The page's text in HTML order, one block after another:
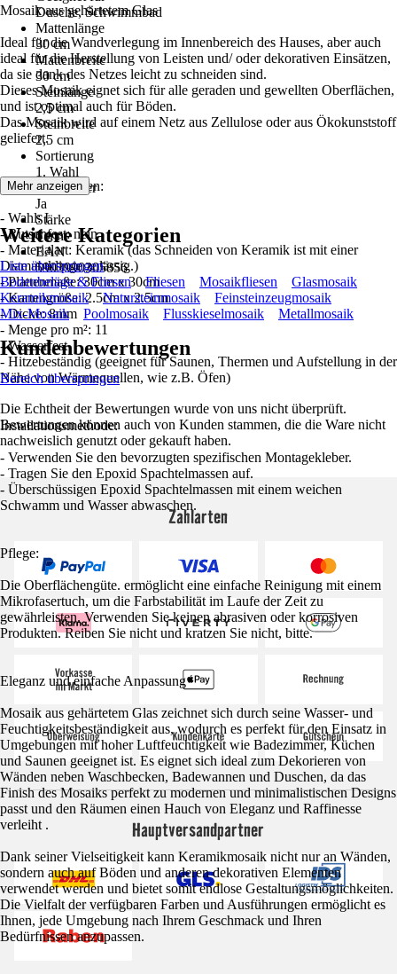
Dusche, Schwimmbad
Mattenlänge
30 cm
Mattenbreite
30 cm
Steinlänge
2,5 cm
Steinbreite
2,5 cm
Sortierung
1. Wahl
Frostsicher
Ja
Stärke
6 mm
EAN
5903990305856
Mosaik aus gehärtetem Glas
Ideal für die Wandverlegung im Innenbereich des Hauses, aber auch
ideal für die Herstellung von Leisten und/ oder dekorativen Einsätzen,
da sie dank des Netzes leicht zu schneiden sind.
Dieses Mosaik eignet sich für alle geraden und gewellten Oberflächen,
und ist optimal auch für Böden.
Das Mosaik wird auf einem Netz aus Zellulose oder aus Ökokunststoff
geliefert.
Technische Daten:
- Wahl: I
- Rutschfest: nein
- Materialart: Keramik (das Schneiden von Keramik ist mit einer
Diamantklinge zulässig.)
- Plattenmaße: 30cm x 30cm
- Kartengröße: 2.5cm x 2.5cm
- Dicke: 8mm
- Menge pro m²: 11
- Wasserfest
- Hitzebeständig (geeignet für Saunen, Thermen und Aufstellung in der
Nähe von Wärmequellen, wie z.B. Öfen)
Installationsmethode:
- Verwenden Sie den bevorzugten spezifischen Montagekleber.
- Tragen Sie den Epoxid Spachtelmassen auf.
- Überschüssigen Epoxid Spachtelmassen mit einem weichen
Schwamm und Wasser abwaschen.
Pflege:
Die Oberflächengüte. ermöglicht eine einfache Reinigung mit einem
Mikrofasertuch, um die Farbstabilität im Laufe der Zeit zu
gewährleisten. Verwenden Sie keinen abrasiven oder korrosiven
Produkten. Reiben Sie nicht und kratzen Sie nicht, bitte.
Eleganz und einfache Anpassung
Mosaik aus gehärtetem Glas zeichnet sich durch seine Wasser- und
Feuchtigkeitsbeständigkeit aus, wodurch es perfekt für den Einsatz in
Umgebungen mit hoher Luftfeuchtigkeit wie Badezimmer, Küchen
und Saunen geeignet ist. Es eignet sich ideal zum Dekorieren von
Wänden neben Waschbecken, Badewannen und Duschen, da das
Finish des Mosaiks perfekt zu modernen und minimalistischen Designs
passt und den Räumen einen Hauch von Eleganz und Raffinesse
verleiht .
Dank seiner Vielseitigkeit kann Keramikmosaik nicht nur an Wänden,
sondern auch auf Böden und anderen dekorativen Elementen
verwendet werden und bietet somit endlose Gestaltungsmöglichkeiten.
Die Vielfalt der verfügbaren Farben und Ausführungen ermöglicht es
Ihnen, jede Umgebung nach Ihrem Geschmack und Ihren
Bedürfnissen anzupassen.
Mehr anzeigen
Weitere Kategorien
Liste überspringen
Bodenbeläge & Fliesen
Fliesen Mosaikfliesen
Glasmosaik
Keramikmosaik
Natursteinmosaik
Feinsteinzeugmosaik
Mix-Mosaik
Poolmosaik Flusskieselmosaik Metallmosaik
Kundenbewertungen
Bereich überspringen
Die Echtheit der Bewertungen wurde von uns nicht überprüft.
Bewertungen können auch von Kunden stammen, die die Ware nicht
nachweislich genutzt oder gekauft haben.
Zahlarten
Hauptversandpartner